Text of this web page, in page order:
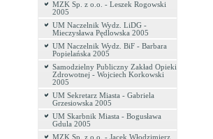
MZK Sp. z o.o. - Leszek Rogowski
2005
UM Naczelnik Wydz. LiDG -
Mieczysława Pędlowska 2005
UM Naczelnik Wydz. BiF - Barbara
Popielańska 2005
Samodzielny Publiczny Zakład Opieki
Zdrowotnej - Wojciech Korkowski
2005
UM Sekretarz Miasta - Gabriela
Grzesiowska 2005
UM Skarbnik Miasta - Bogusława
Gdula 2005
MZK Sp. z o.o. - Jacek Włodzimierz